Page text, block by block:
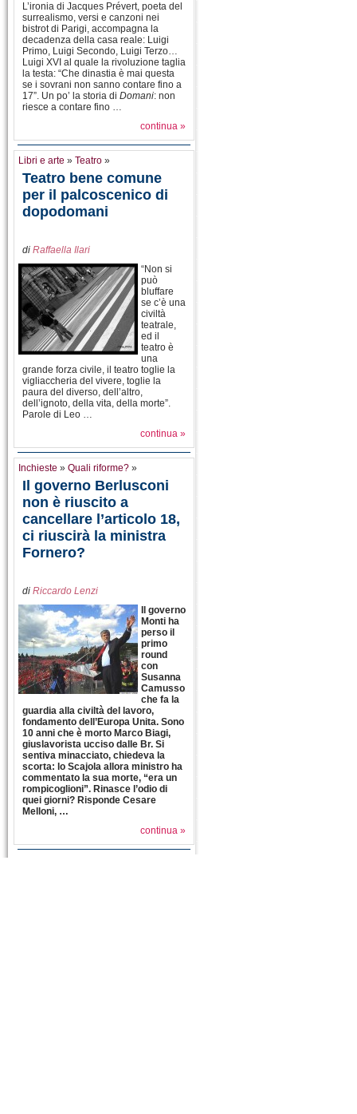
L’ironia di Jacques Prévert, poeta del
surrealismo, versi e canzoni nei
bistrot di Parigi, accompagna la
decadenza della casa reale: Luigi
Primo, Luigi Secondo, Luigi Terzo…
Luigi XVI al quale la rivoluzione taglia
la testa: “Che dinastia è mai questa
se i sovrani non sanno contare fino a
17”. Un po’ la storia di Domani: non
riesce a contare fino …
continua »
Libri e arte » Teatro »
Teatro bene comune
per il palcoscenico di
dopodomani
di Raffaella Ilari
“Non si
può
bluffare
se c’è una
civiltà
teatrale,
ed il
teatro è
una
grande forza civile, il teatro toglie la
vigliaccheria del vivere, toglie la
paura del diverso, dell’altro,
dell’ignoto, della vita, della morte”.
Parole di Leo …
continua »
Inchieste » Quali riforme? »
Il governo Berlusconi
non è riuscito a
cancellare l’articolo 18,
ci riuscirà la ministra
Fornero?
di Riccardo Lenzi
Il governo
Monti ha
perso il
primo
round
con
Susanna
Camusso
che fa la
guardia alla civiltà del lavoro,
fondamento dell’Europa Unita. Sono
10 anni che è morto Marco Biagi,
giuslavorista ucciso dalle Br. Si
sentiva minacciato, chiedeva la
scorta: lo Scajola allora ministro ha
commentato la sua morte, “era un
rompicoglioni”. Rinasce l’odio di
quei giorni? Risponde Cesare
Melloni, …
continua »